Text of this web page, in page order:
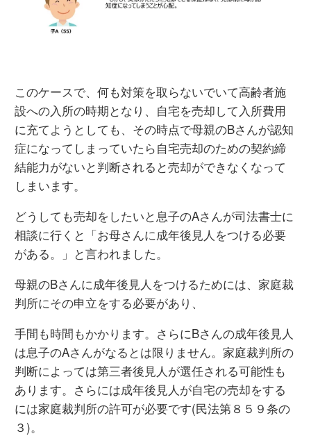
このケースで、何も対策を取らないでいて高齢者施
設への入所の時期となり、自宅を売却して入所費用
に充てようとしても、その時点で母親のBさんが認知
症になってしまっていたら自宅売却のための契約締
結能力がないと判断されると売却ができなくなって
しまいます。
どうしても売却をしたいと息子のAさんが司法書士に
相談に行くと「お母さんに成年後見人をつける必要
がある。」と言われました。
母親のBさんに成年後見人をつけるためには、家庭裁
判所にその申立をする必要があり、
手間も時間もかかります。さらにBさんの成年後見人
は息子のAさんがなるとは限りません。家庭裁判所の
判断によっては第三者後見人が選任される可能性も
あります。さらには成年後見人が自宅の売却をする
には家庭裁判所の許可が必要です(民法第８５９条の
３)。